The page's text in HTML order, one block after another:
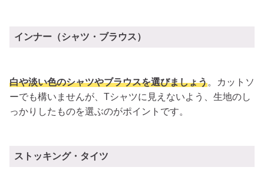
インナー（シャツ・ブラウス）
白や淡い色のシャツやブラウスを選びましょう。カットソ
ーでも構いませんが、Tシャツに見えないよう、生地のし
っかりしたものを選ぶのがポイントです。
ストッキング・タイツ